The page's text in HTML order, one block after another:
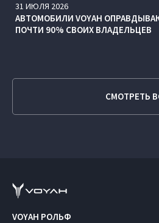
31 ИЮЛЯ 2026
АВТОМОБИЛИ VOYAH
ПОЧТИ 90% СВОИХ ВЛАДЕЛЬЦЕВ
СМОТРЕТЬ
VOYAH РОЛЬФ